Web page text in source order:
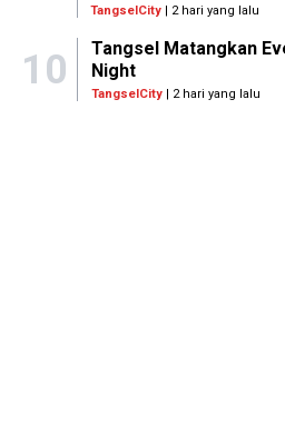
TangselCity | 2 hari yang lalu
10
Tangsel Matangkan
Night
TangselCity| 2 hari yang lalu